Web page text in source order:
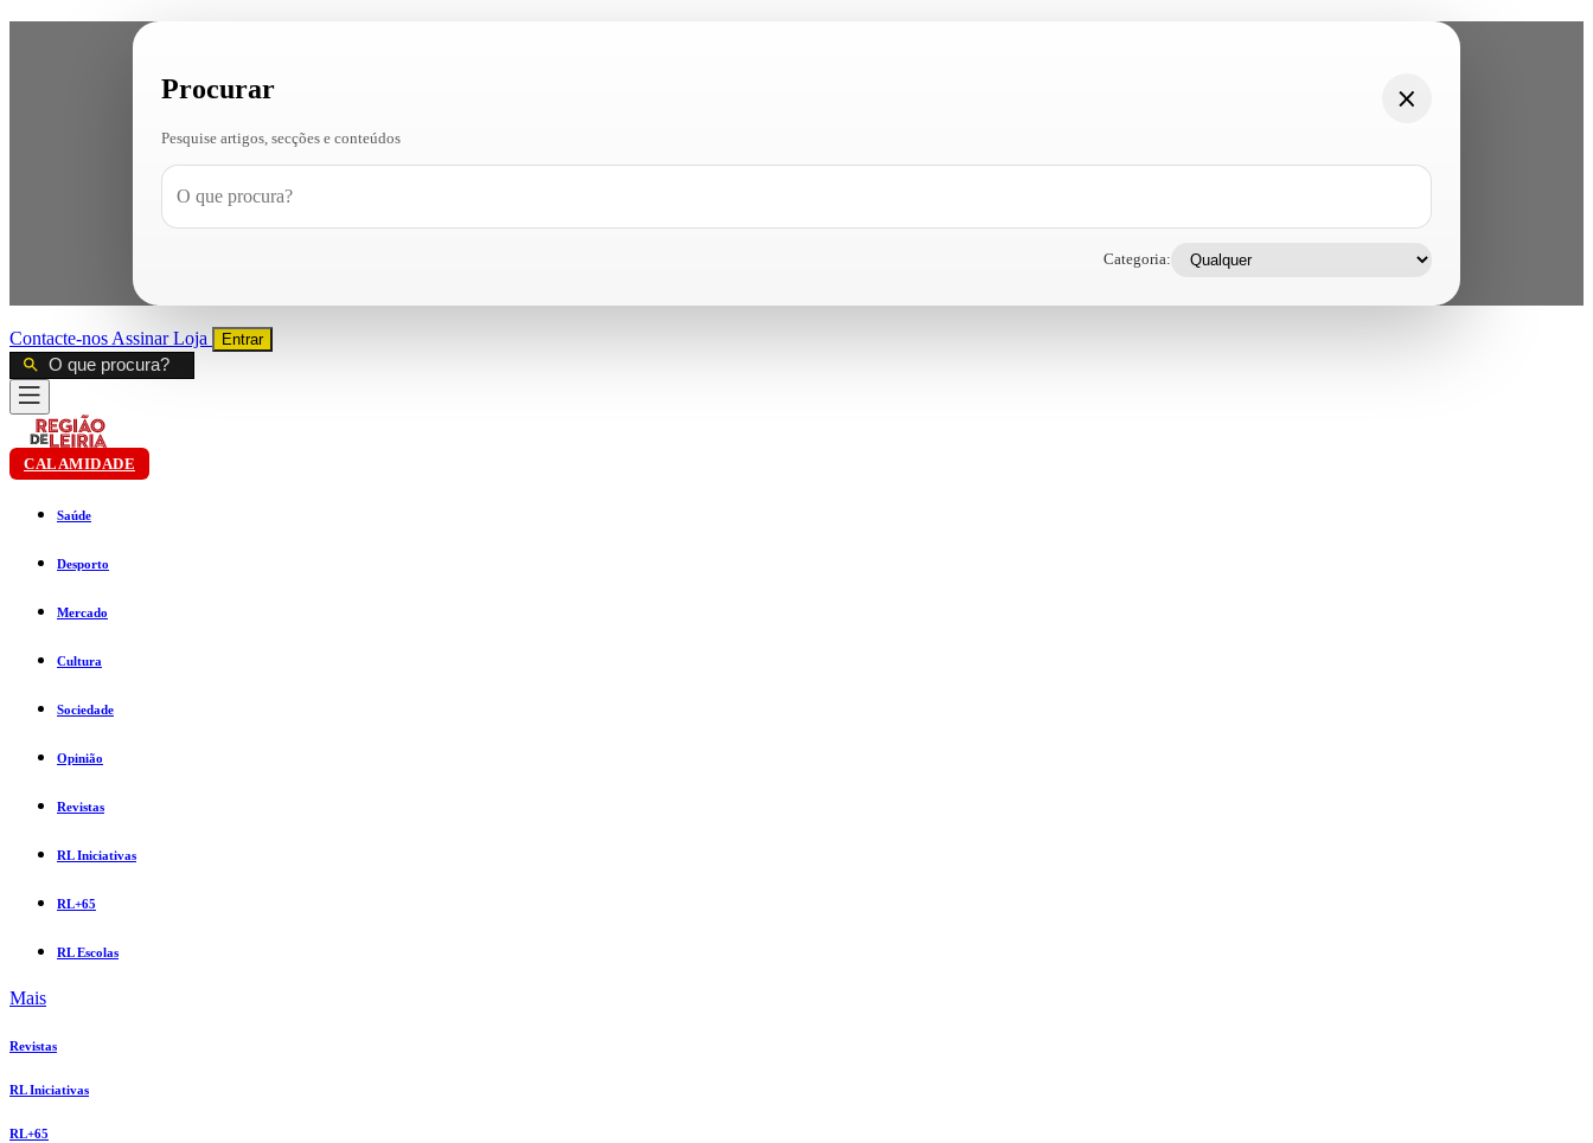
Procurar
Pesquise artigos, secções e conteúdos
Categoria:
Contacte-nos AssinarLoja Entrar
CALAMIDADE
Saúde
Desporto
Mercado
Cultura
Sociedade
Opinião
Revistas
RL Iniciativas
RL+65
RL Escolas
Mais
Revistas
RL Iniciativas
RL+65